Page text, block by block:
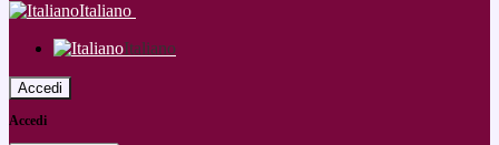
Italiano
Italiano
Accedi
Accedi